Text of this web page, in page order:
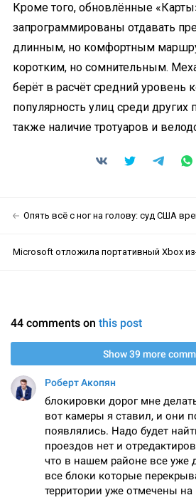
Кроме того, обновлённые
запрограммированы отдавать
длинным, но комфортным
коротким, но сомнительным.
берёт в расчёт средний уровень
популярность улиц среди других
также наличие тротуаров и
Опять всё с ног на голову: суд США временно
Microsoft отложила портативный Xbox из-за